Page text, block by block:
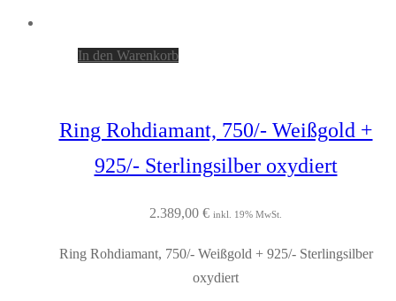
In den Warenkorb
Ring Rohdiamant, 750/- Weißgold +
925/- Sterlingsilber oxydiert
2.389,00 € inkl. 19% MwSt.
Ring Rohdiamant, 750/- Weißgold + 925/- Sterlingsilber
oxydiert